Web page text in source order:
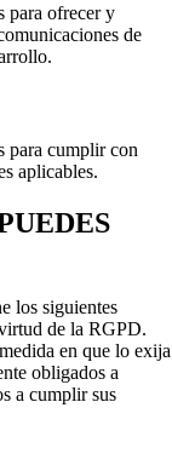
para ofrecer y
de
para cumplir con
aplicables.
los siguientes
de la RGPD.
en que lo exija
obligados a
a cumplir sus